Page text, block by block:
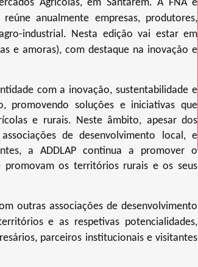
Agrícolas, em Santarém. A FNA é
anualmente empresas, produtores,
industrial. Nesta edição vai estar em
e amoras), com destaque na inovação e
com a inovação, sustentabilidade e
promovendo soluções e iniciativas que
e rurais. Neste âmbito, apesar dos
de desenvolvimento local, e
a ADDLAP continua a promover o
os territórios rurais e os seus
outras associações de desenvolvimento
e as respetivas potencialidades,
parceiros institucionais e visitantes